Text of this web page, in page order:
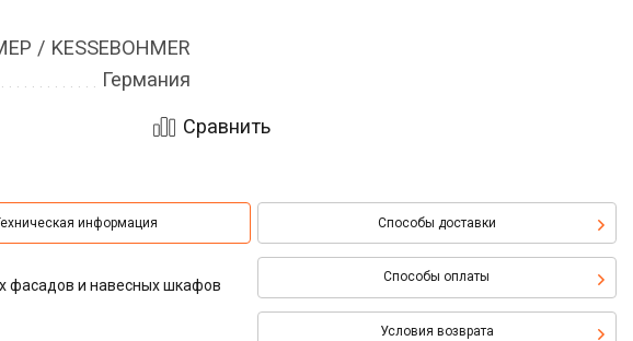
/ KESSEBOHMER
Германия
Сравнить
информация Способы доставки
Способы оплаты
Условия возврата
фасадов и навесных шкафов